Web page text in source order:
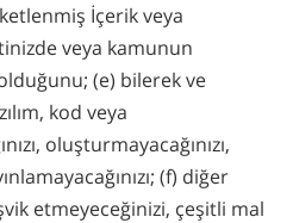
İçerik veya
veya kamunun
(e) bilerek ve
kod veya
oluşturmayacağınızı,
(f) diğer
etmeyeceğinizi, çeşitli mal